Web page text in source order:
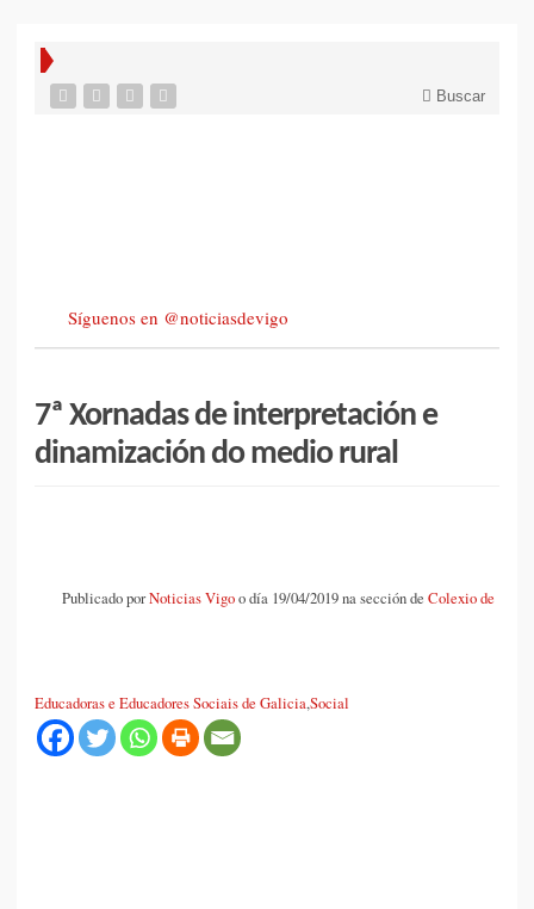
Buscar
Síguenos en @noticiasdevigo
7ª Xornadas de interpretación e
dinamización do medio rural
Publicado porNoticias Vigoo día 19/04/2019 na sección de Colexio de
Educadoras e Educadores Sociais de Galicia,Social